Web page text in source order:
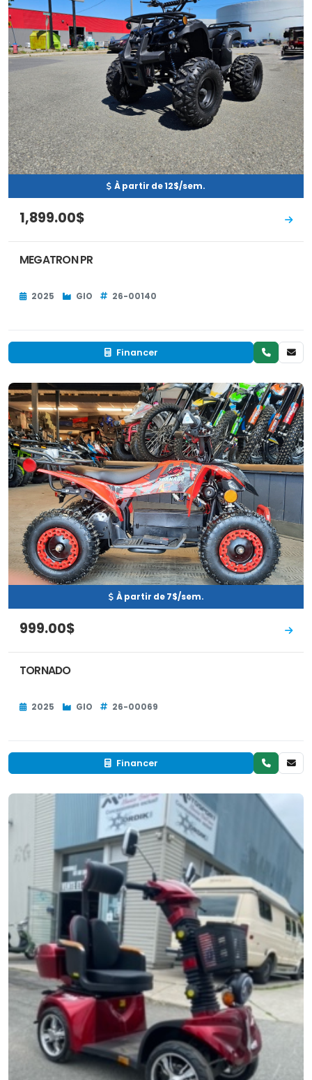
À partir de 12$/sem.
1,899.00$
MEGATRON PR
2025 GIO 26-00140
Financer
EN INVENTAIRE Neuf
À partir de 7$/sem.
999.00$
TORNADO
2025 GIO 26-00069
Financer
EN INVENTAIRE Neuf